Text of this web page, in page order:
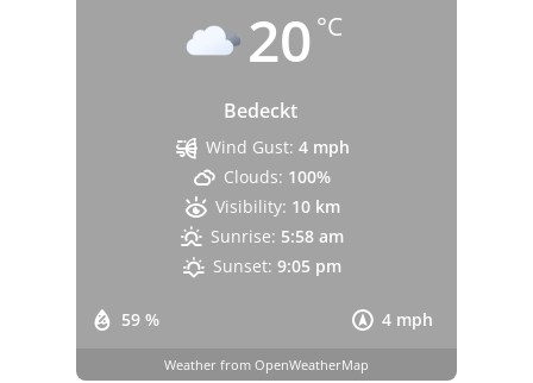
20 °C
Bedeckt
59 % 4 mph
Wind Gust: 4 mph
Clouds: 100%
Visibility: 10 km
Sunrise: 5:58 am
Sunset: 9:05 pm
Weather from OpenWeatherMap